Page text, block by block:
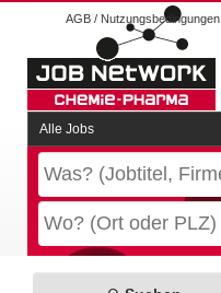
AGB / Nutzungsbedingungen
Alle Jobs